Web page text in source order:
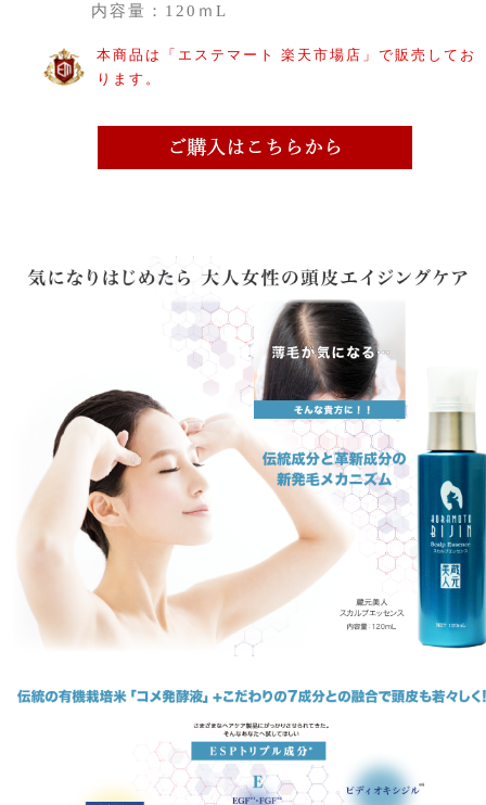
内容量：120ｍL
本商品は「エステマート 楽天市場店」で販売してお
ります。